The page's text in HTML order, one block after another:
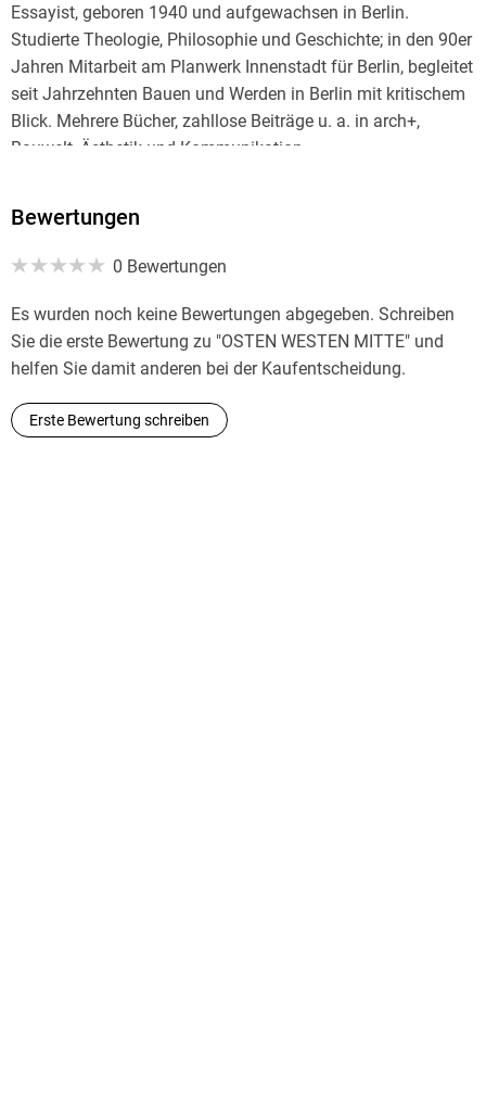
Essayist, geboren 1940 und aufgewachsen in Berlin.
Studierte Theologie, Philosophie und Geschichte; in den 90er
Jahren Mitarbeit am Planwerk Innenstadt für Berlin, begleitet
seit Jahrzehnten Bauen und Werden in Berlin mit kritischem
Blick. Mehrere Bücher, zahllose Beiträge u. a. in arch+,
Bauwelt, Ästhetik und Kommunikation.
Bewertungen
0 Bewertungen
Es wurden noch keine Bewertungen abgegeben. Schreiben
Sie die erste Bewertung zu "OSTEN WESTEN MITTE" und
helfen Sie damit anderen bei der Kaufentscheidung.
Erste Bewertung schreiben